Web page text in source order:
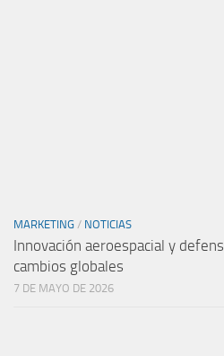
MARKETING / NOTICIAS
Innovación aeroespacial y
cambios globales
7 DE MAYO DE 2026